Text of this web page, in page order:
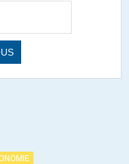
La même cuisine au
aussi récemment les
de dirigeants contre